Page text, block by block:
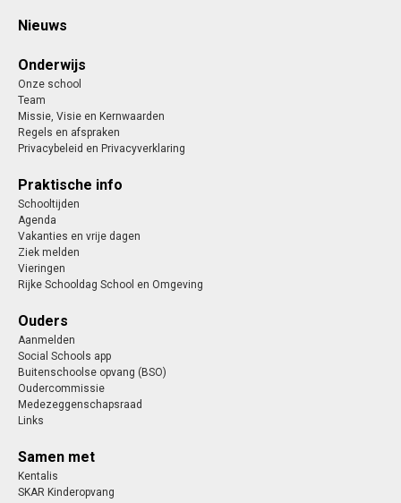
Nieuws
Onderwijs
Onze school
Team
Missie, Visie en Kernwaarden
Regels en afspraken
Privacybeleid en Privacyverklaring
Praktische info
Schooltijden
Agenda
Vakanties en vrije dagen
Ziek melden
Vieringen
Rijke Schooldag School en Omgeving
Ouders
Aanmelden
Social Schools app
Buitenschoolse opvang (BSO)
Oudercommissie
Medezeggenschapsraad
Links
Samen met
Kentalis
SKAR Kinderopvang